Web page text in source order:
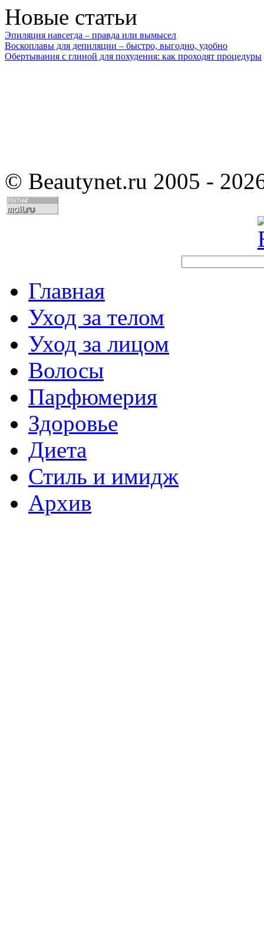
Новые статьи
Эпиляция навсегда – правда или вымысел
Воскоплавы для депиляции – быстро, выгодно, удобно
Обертывания с глиной для похудения: как проходят процедуры
© Beautynet.ru 2005 -
Главная
Уход за телом
Уход за лицом
Волосы
Парфюмерия
Здоровье
Диета
Стиль и имидж
Архив